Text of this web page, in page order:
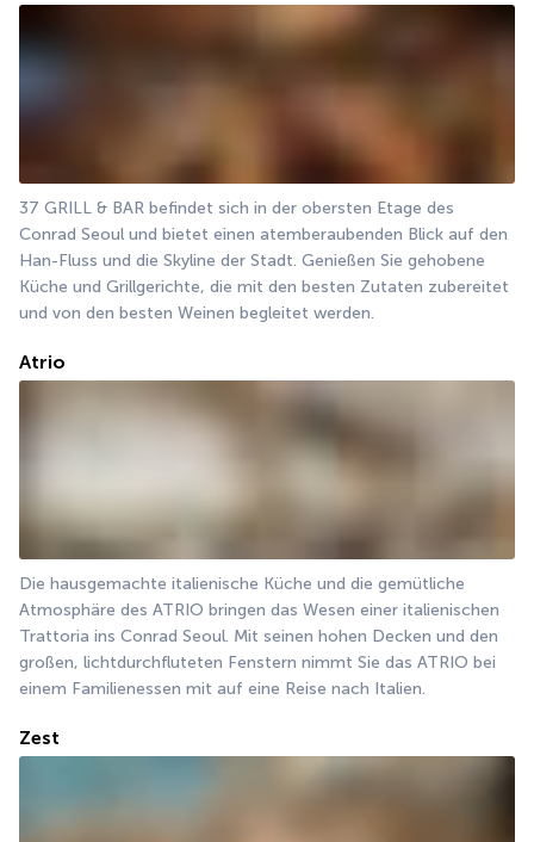
37 GRILL & BAR befindet sich in der obersten Etage des
Conrad Seoul und bietet einen atemberaubenden Blick auf den
Han-Fluss und die Skyline der Stadt. Genießen Sie gehobene
Küche und Grillgerichte, die mit den besten Zutaten zubereitet
und von den besten Weinen begleitet werden.
Atrio
Die hausgemachte italienische Küche und die gemütliche
Atmosphäre des ATRIO bringen das Wesen einer italienischen
Trattoria ins Conrad Seoul. Mit seinen hohen Decken und den
großen, lichtdurchfluteten Fenstern nimmt Sie das ATRIO bei
einem Familienessen mit auf eine Reise nach Italien.
Zest